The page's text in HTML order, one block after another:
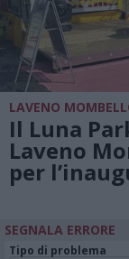
LAVENO
Il Luna
Laveno
per
SEGNALA ERRORE
Tipo di problema